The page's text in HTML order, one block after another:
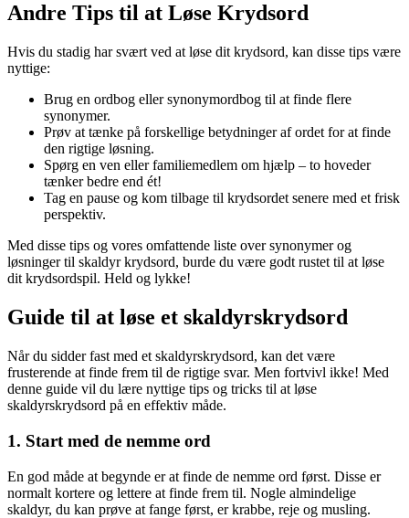
Andre Tips til at Løse Krydsord
Hvis du stadig har svært ved at løse dit krydsord, kan disse tips være
nyttige:
Brug en ordbog eller synonymordbog til at finde flere
synonymer.
Prøv at tænke på forskellige betydninger af ordet for at finde
den rigtige løsning.
Spørg en ven eller familiemedlem om hjælp – to hoveder
tænker bedre end ét!
Tag en pause og kom tilbage til krydsordet senere med et frisk
perspektiv.
Med disse tips og vores omfattende liste over synonymer og
løsninger til skaldyr krydsord, burde du være godt rustet til at løse
dit krydsordspil. Held og lykke!
Guide til at løse et skaldyrskrydsord
Når du sidder fast med et skaldyrskrydsord, kan det være
frusterende at finde frem til de rigtige svar. Men fortvivl ikke! Med
denne guide vil du lære nyttige tips og tricks til at løse
skaldyrskrydsord på en effektiv måde.
1. Start med de nemme ord
En god måde at begynde er at finde de nemme ord først. Disse er
normalt kortere og lettere at finde frem til. Nogle almindelige
skaldyr, du kan prøve at fange først, er krabbe, reje og musling.